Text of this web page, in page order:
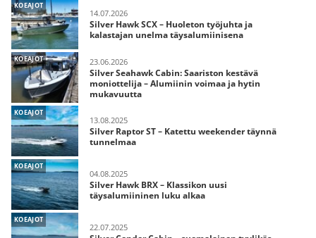
KOEAJOT
14.07.2026
Silver Hawk SCX – Huoleton työjuhta ja
kalastajan unelma täysalumiinisena
KOEAJOT 23.06.2026
Silver Seahawk Cabin: Saariston kestävä
moniottelija – Alumiinin voimaa ja hytin
mukavuutta
KOEAJOT
13.08.2025
Silver Raptor ST – Katettu weekender täynnä
tunnelmaa
KOEAJOT
04.08.2025
Silver Hawk BRX – Klassikon uusi
täysalumiininen luku alkaa
KOEAJOT
22.07.2025